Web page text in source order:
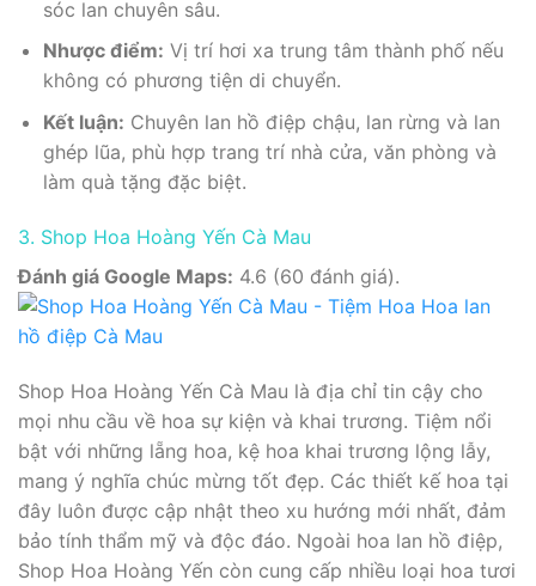
sóc lan chuyên sâu.
Nhược điểm: Vị trí hơi xa trung tâm thành phố nếu
không có phương tiện di chuyển.
Kết luận: Chuyên lan hồ điệp chậu, lan rừng và lan
ghép lũa, phù hợp trang trí nhà cửa, văn phòng và
làm quà tặng đặc biệt.
3. Shop Hoa Hoàng Yến Cà Mau
Đánh giá Google Maps: 4.6 (60 đánh giá).
Shop Hoa Hoàng Yến Cà Mau là địa chỉ tin cậy cho
mọi nhu cầu về hoa sự kiện và khai trương. Tiệm nổi
bật với những lẵng hoa, kệ hoa khai trương lộng lẫy,
mang ý nghĩa chúc mừng tốt đẹp. Các thiết kế hoa tại
đây luôn được cập nhật theo xu hướng mới nhất, đảm
bảo tính thẩm mỹ và độc đáo. Ngoài hoa lan hồ điệp,
Shop Hoa Hoàng Yến còn cung cấp nhiều loại hoa tươi